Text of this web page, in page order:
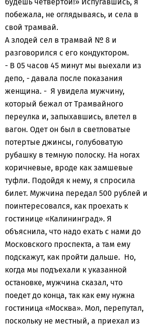
побежала, не оглядываясь, и села в
свой трамвай.
А злодей сел в трамвай № 8 и
разговорился с его кондуктором.
- В 05 часов 45 минут мы выехали из
депо, - давала после показания
женщина. - Я увидела мужчину,
который бежал от Трамвайного
переулка и, запыхавшись, влетел в
вагон. Одет он был в светловатые
потертые джинсы, голубоватую
рубашку в темную полоску. На ногах
коричневые, вроде как замшевые
туфли. Подойдя к нему, я спросила
билет. Мужчина передал 500 рублей и
поинтересовался, как проехать к
гостинице «Калининград». Я
объяснила, что надо ехать с нами до
Московского проспекта, а там ему
подскажут, как пройти дальше. Но,
когда мы подъехали к указанной
остановке, мужчина сказал, что
поедет до конца, так как ему нужна
гостиница «Москва». Мол, перепутал,
поскольку не местный, а приехал из